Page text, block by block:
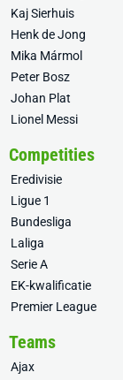
Kaj Sierhuis
Henk de Jong
Mika Mármol
Peter Bosz
Johan Plat
Lionel Messi
Competities
Eredivisie
Ligue 1
Bundesliga
Laliga
Serie A
EK-kwalificatie
Premier League
Teams
Ajax